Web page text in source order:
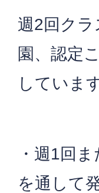
週2回ク
園、認定
していま
・週1回
を通して